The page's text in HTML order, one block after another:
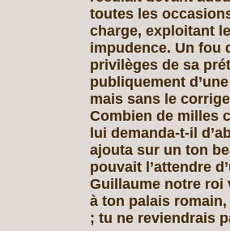
toutes les
charge, exploitant
impudence. Un fou
privilèges de sa
publiquement
mais sans le
Combien de milles
lui demanda-t-il
ajouta sur un ton
pouvait l’attendre
Guillaume notre roi
à ton palais
; tu ne reviendrais